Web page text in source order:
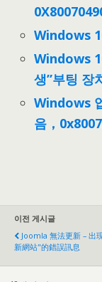
Windows
Windows
생”부팅 장
Windows
음，
이전 게시글
Joomla 無法更新 – 出
新網站"的錯誤訊息